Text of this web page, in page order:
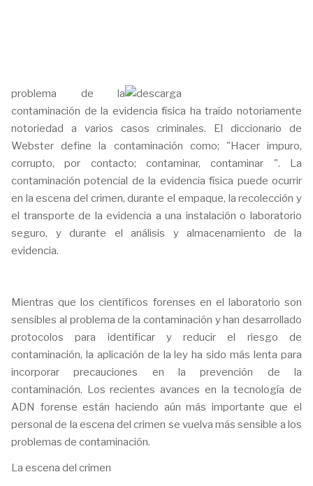
problema de la
contaminación de la evidencia física ha traído notoriamente
notoriedad a varios casos criminales. El diccionario de
Webster define la contaminación como; "Hacer impuro,
corrupto, por contacto; contaminar, contaminar ". La
contaminación potencial de la evidencia física puede ocurrir
en la escena del crimen, durante el empaque, la recolección y
el transporte de la evidencia a una instalación o laboratorio
seguro, y durante el análisis y almacenamiento de la
evidencia.
Mientras que los científicos forenses en el laboratorio son
sensibles al problema de la contaminación y han desarrollado
protocolos para identificar y reducir el riesgo de
contaminación, la aplicación de la ley ha sido más lenta para
incorporar precauciones en la prevención de la
contaminación. Los recientes avances en la tecnología de
ADN forense están haciendo aún más importante que el
personal de la escena del crimen se vuelva más sensible a los
problemas de contaminación.
La escena del crimen